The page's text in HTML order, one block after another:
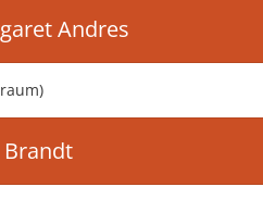
Andres
Brandt